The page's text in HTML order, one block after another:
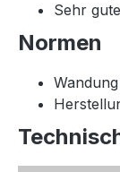
Sehr
Normen